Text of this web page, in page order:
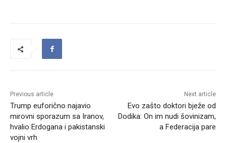
Previous article
Trump euforično najavio
mirovni sporazum sa Iranov,
hvalio Erdogana i pakistanski
vojni vrh
Next article
Evo zašto doktori bježe od
Dodika: On im nudi šovinizam,
a Federacija pare